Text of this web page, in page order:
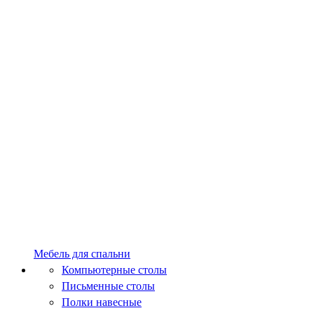
Мебель для спальни
Компьютерные столы
Письменные столы
Полки навесные